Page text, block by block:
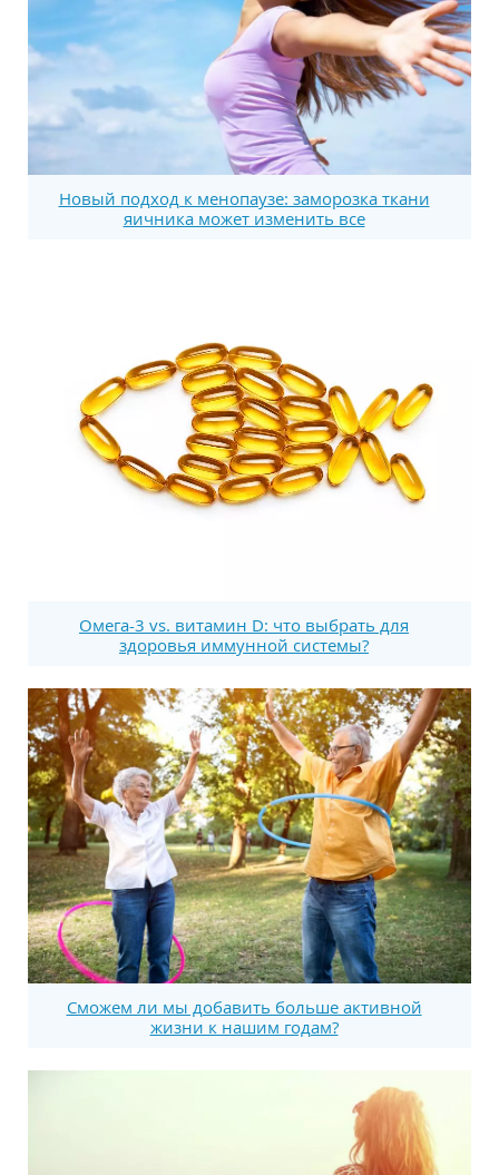
Новый подход к менопаузе: заморозка ткани
яичника может изменить все
Омега-3 vs. витамин D: что выбрать для
здоровья иммунной системы?
Сможем ли мы добавить больше активной
жизни к нашим годам?